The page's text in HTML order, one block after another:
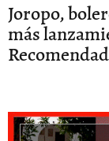
Joropo,
más